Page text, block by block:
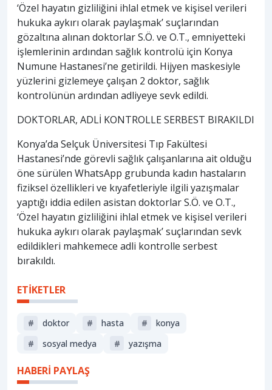
‘Özel hayatın gizliliğini ihlal etmek ve kişisel verileri
hukuka aykırı olarak paylaşmak’ suçlarından
gözaltına alınan doktorlar S.Ö. ve O.T., emniyetteki
işlemlerinin ardından sağlık kontrolü için Konya
Numune Hastanesi’ne getirildi. Hijyen maskesiyle
yüzlerini gizlemeye çalışan 2 doktor, sağlık
kontrolünün ardından adliyeye sevk edildi.
DOKTORLAR, ADLİ KONTROLLE SERBEST BIRAKILDI
Konya’da Selçuk Üniversitesi Tıp Fakültesi
Hastanesi’nde görevli sağlık çalışanlarına ait olduğu
öne sürülen WhatsApp grubunda kadın hastaların
fiziksel özellikleri ve kıyafetleriyle ilgili yazışmalar
yaptığı iddia edilen asistan doktorlar S.Ö. ve O.T.,
‘Özel hayatın gizliliğini ihlal etmek ve kişisel verileri
hukuka aykırı olarak paylaşmak’ suçlarından sevk
edildikleri mahkemece adli kontrolle serbest
bırakıldı.
ETİKETLER
# doktor # hasta #
konya
#
sosyal medya # yazışma
HABERİ PAYLAŞ